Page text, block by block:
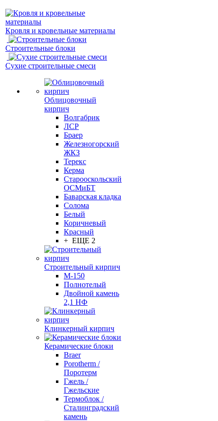
Кровля и кровельные материалы
Строительные блоки
Сухие строительные смеси
Облицовочный
кирпич
Волгабрик
ЛСР
Браер
Железногорский
ЖКЗ
Терекс
Керма
Старооскольский
ОСМиБТ
Баварская кладка
Солома
Белый
Коричневый
Красный
+ ЕЩЕ 2
Строительный кирпич
М-150
Полнотелый
Двойной камень
2,1 НФ
Клинкерный кирпич
Керамические блоки
Braer
Porotherm /
Поротерм
Гжель /
Гжельские
Термоблок /
Сталинградский
камень